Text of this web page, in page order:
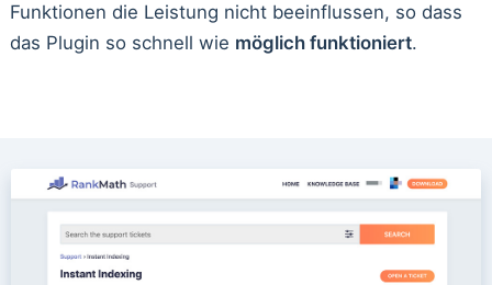
Funktionen die Leistung nicht beeinflussen, so dass
das Plugin so schnell wie möglich funktioniert.